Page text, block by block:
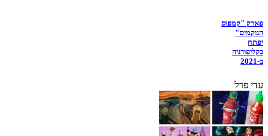
פארק "קמפוס
הנוקמים"
יפתח
בקליפורניה
ב-2021
עדי פרל